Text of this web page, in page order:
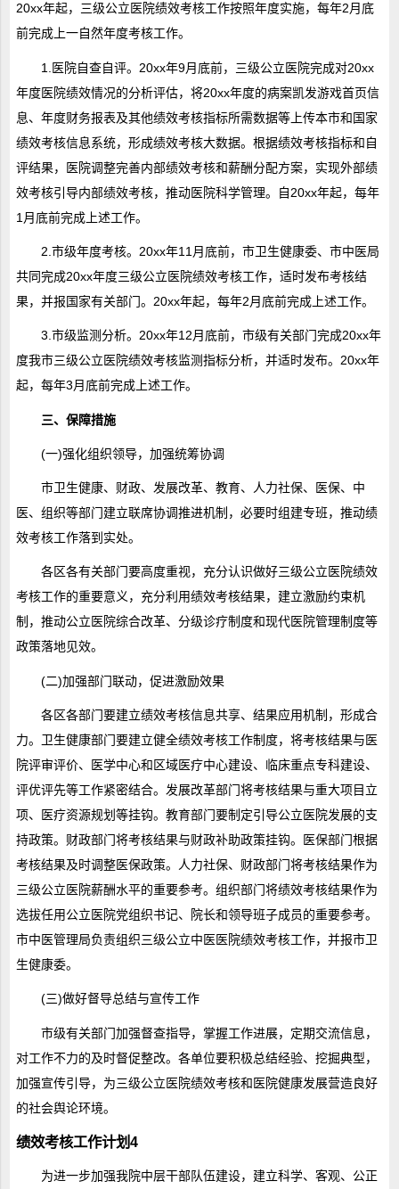
20xx年起，三级公立医院绩效考核工作按照年度实施，每年2月底
前完成上一自然年度考核工作。
1.医院自查自评。20xx年9月底前，三级公立医院完成对20xx
年度医院绩效情况的分析评估，将20xx年度的病案凯发游戏首页信
息、年度财务报表及其他绩效考核指标所需数据等上传本市和国家
绩效考核信息系统，形成绩效考核大数据。根据绩效考核指标和自
评结果，医院调整完善内部绩效考核和薪酬分配方案，实现外部绩
效考核引导内部绩效考核，推动医院科学管理。自20xx年起，每年
1月底前完成上述工作。
2.市级年度考核。20xx年11月底前，市卫生健康委、市中医局
共同完成20xx年度三级公立医院绩效考核工作，适时发布考核结
果，并报国家有关部门。20xx年起，每年2月底前完成上述工作。
3.市级监测分析。20xx年12月底前，市级有关部门完成20xx年
度我市三级公立医院绩效考核监测指标分析，并适时发布。20xx年
起，每年3月底前完成上述工作。
三、保障措施
(一)强化组织领导，加强统筹协调
市卫生健康、财政、发展改革、教育、人力社保、医保、中
医、组织等部门建立联席协调推进机制，必要时组建专班，推动绩
效考核工作落到实处。
各区各有关部门要高度重视，充分认识做好三级公立医院绩效
考核工作的重要意义，充分利用绩效考核结果，建立激励约束机
制，推动公立医院综合改革、分级诊疗制度和现代医院管理制度等
政策落地见效。
(二)加强部门联动，促进激励效果
各区各部门要建立绩效考核信息共享、结果应用机制，形成合
力。卫生健康部门要建立健全绩效考核工作制度，将考核结果与医
院评审评价、医学中心和区域医疗中心建设、临床重点专科建设、
评优评先等工作紧密结合。发展改革部门将考核结果与重大项目立
项、医疗资源规划等挂钩。教育部门要制定引导公立医院发展的支
持政策。财政部门将考核结果与财政补助政策挂钩。医保部门根据
考核结果及时调整医保政策。人力社保、财政部门将考核结果作为
三级公立医院薪酬水平的重要参考。组织部门将绩效考核结果作为
选拔任用公立医院党组织书记、院长和领导班子成员的重要参考。
市中医管理局负责组织三级公立中医医院绩效考核工作，并报市卫
生健康委。
(三)做好督导总结与宣传工作
市级有关部门加强督查指导，掌握工作进展，定期交流信息，
对工作不力的及时督促整改。各单位要积极总结经验、挖掘典型，
加强宣传引导，为三级公立医院绩效考核和医院健康发展营造良好
的社会舆论环境。
绩效考核工作计划4
为进一步加强我院中层干部队伍建设，建立科学、客观、公正